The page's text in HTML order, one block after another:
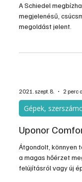
A Schiedel
megjelenésű,
megoldást jelent.
2021. szept. 8. 2 perc
Gépek,
Uponor
Átgondolt, könnyen
a magas hőérzet
felújításról vagy új